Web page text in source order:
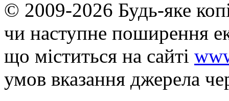
© 2009-2026 Будь-яке
чи наступне поширення
що мiститься на сайті
умов вказання джерела